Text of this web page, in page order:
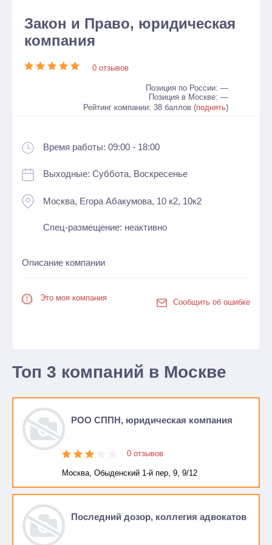
Закон и Право, юридическая
компания
0 отзывов
Позиция по России: —
Позиция в Москве: —
Рейтинг компании: 38 баллов (поднять)
Время работы: 09:00 - 18:00
Выходные: Суббота, Воскресенье
Москва, Егора Абакумова, 10 к2, 10к2
Спец-размещение: неактивно
Описание компании
Это моя компания Сообщить об ошибке
Топ 3 компаний в Москве
РОО СППН, юридическая компания
0 отзывов
Москва, Обыденский 1-й пер, 9, 9/12
Последний дозор, коллегия адвокатов